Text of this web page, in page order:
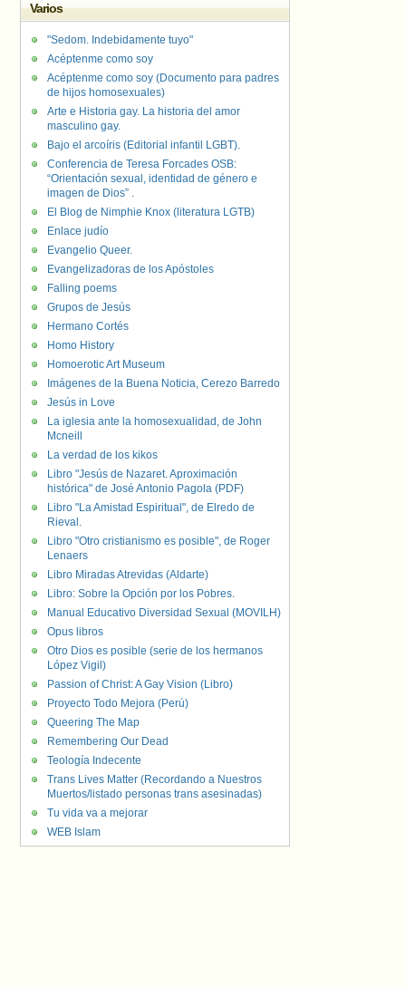
Varios
"Sedom. Indebidamente tuyo"
Acéptenme como soy
Acéptenme como soy (Documento para padres
de hijos homosexuales)
Arte e Historia gay. La historia del amor
masculino gay.
Bajo el arcoíris (Editorial infantil LGBT).
Conferencia de Teresa Forcades OSB:
“Orientación sexual, identidad de género e
imagen de Dios” .
El Blog de Nimphie Knox (literatura LGTB)
Enlace judío
Evangelio Queer.
Evangelizadoras de los Apóstoles
Falling poems
Grupos de Jesús
Hermano Cortés
Homo History
Homoerotic Art Museum
Imágenes de la Buena Noticia, Cerezo Barredo
Jesús in Love
La iglesia ante la homosexualidad, de John
Mcneill
La verdad de los kikos
Libro "Jesús de Nazaret. Aproximación
histórica" de José Antonio Pagola (PDF)
Libro "La Amistad Espiritual", de Elredo de
Rieval.
Libro "Otro cristianismo es posible", de Roger
Lenaers
Libro Miradas Atrevidas (Aldarte)
Libro: Sobre la Opción por los Pobres.
Manual Educativo Diversidad Sexual (MOVILH)
Opus libros
Otro Dios es posible (serie de los hermanos
López Vigil)
Passion of Christ: A Gay Vision (Libro)
Proyecto Todo Mejora (Perú)
Queering The Map
Remembering Our Dead
Teología Indecente
Trans Lives Matter (Recordando a Nuestros
Muertos/listado personas trans asesinadas)
Tu vida va a mejorar
WEB Islam